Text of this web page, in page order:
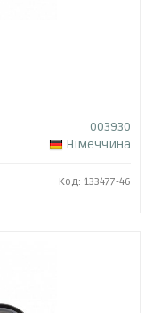
003930
Німеччина
Код: 133477-46